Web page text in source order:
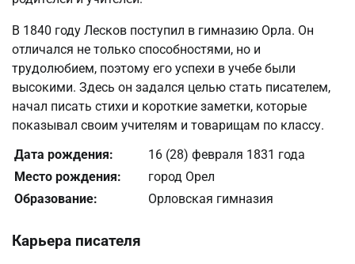
В 1840 году Лесков поступил в гимназию Орла. Он
отличался не только способностями, но и
трудолюбием, поэтому его успехи в учебе были
высокими. Здесь он задался целью стать писателем,
начал писать стихи и короткие заметки, которые
показывал своим учителям и товарищам по классу.
Дата рождения:
16 (28) февраля 1831 года
Место рождения:
город Орел
Образование:
Орловская гимназия
Карьера писателя